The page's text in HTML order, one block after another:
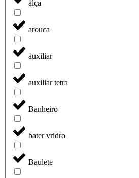
alça
arouca
auxiliar
auxiliar tetra
Banheiro
bater vridro
Baulete